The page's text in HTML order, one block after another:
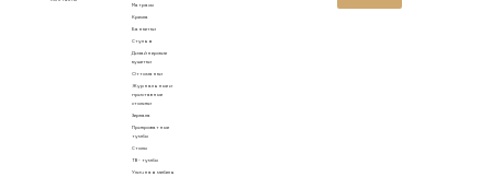
Матрасы
Кресла
Банкетки
Стулья
Дизайнерские
кушетки
Оттоманки
Журнальные и
приставные
столики
Зеркала
Прикроватные
тумбы
Столы
ТВ - тумбы
Уличная мебель